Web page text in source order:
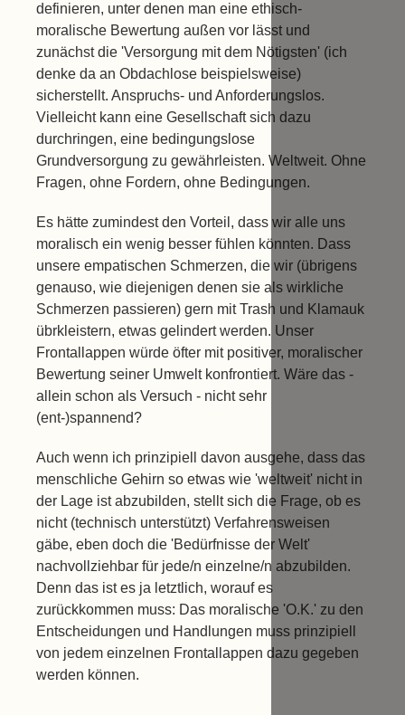
definieren, unter denen man eine ethisch-
moralische Bewertung außen vor lässt und
zunächst die 'Versorgung mit dem Nötigsten' (ich
denke da an Obdachlose beispielsweise)
sicherstellt. Anspruchs- und Anforderungslos.
Vielleicht kann eine Gesellschaft sich dazu
durchringen, eine bedingungslose
Grundversorgung zu gewährleisten. Weltweit. Ohne
Fragen, ohne Fordern, ohne Bedingungen.
Es hätte zumindest den Vorteil, dass wir alle uns
moralisch ein wenig besser fühlen könnten. Dass
unsere empatischen Schmerzen, die wir (übrigens
genauso, wie diejenigen denen sie als wirkliche
Schmerzen passieren) gern mit Trash und Klamauk
übrkleistern, etwas gelindert werden. Unser
Frontallappen würde öfter mit positiver, moralischer
Bewertung seiner Umwelt konfrontiert. Wäre das -
allein schon als Versuch - nicht sehr
(ent-)spannend?
Auch wenn ich prinzipiell davon ausgehe, dass das
menschliche Gehirn so etwas wie 'weltweit' nicht in
der Lage ist abzubilden, stellt sich die Frage, ob es
nicht (technisch unterstützt) Verfahrensweisen
gäbe, eben doch die 'Bedürfnisse der Welt'
nachvollziehbar für jede/n einzelne/n abzubilden.
Denn das ist es ja letztlich, worauf es
zurückkommen muss: Das moralische 'O.K.' zu den
Entscheidungen und Handlungen muss prinzipiell
von jedem einzelnen Frontallappen dazu gegeben
werden können.